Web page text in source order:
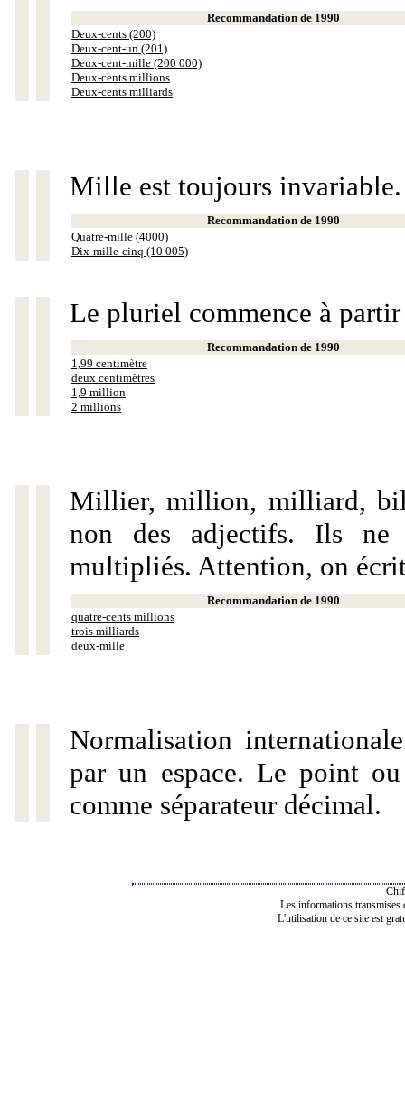
Recommandation de 1990
Deux-cents (200)
Deux-cent-un (201)
Deux-cent-mille (200 000)
Deux-cents millions
Deux-cents milliards
Mille est toujours invariable.
Recommandation de 1990
Quatre-mille (4000)
Dix-mille-cinq (10 005)
Le pluriel commence à
Recommandation de 1990
1,99 centimètre
deux centimètres
1,9 million
2 millions
Millier, million, milliard,
non des adjectifs. Ils ne
multipliés. Attention, on
Recommandation de 1990
quatre-cents millions
trois milliards
deux-mille
Normalisation
par un espace. Le point
comme séparateur décimal.
Les informations transmises
L'utilisation de ce site est